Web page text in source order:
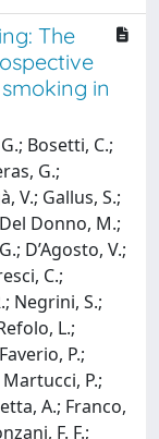
The
in
Bosetti, C.;
G.;
V.; Gallus, S.;
Donno, M.;
D’Agosto, V.;
C.;
Negrini, S.;
L.;
P.;
P.;
A.; Franco,
F. F.;